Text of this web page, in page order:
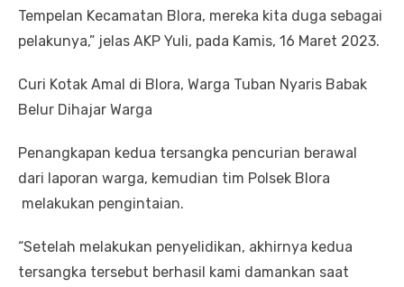
Tempelan Kecamatan Blora, mereka kita duga sebagai
pelakunya,” jelas AKP Yuli, pada Kamis, 16 Maret 2023.
Curi Kotak Amal di Blora, Warga Tuban Nyaris Babak
Belur Dihajar Warga
Penangkapan kedua tersangka pencurian berawal
dari laporan warga, kemudian tim Polsek Blora
melakukan pengintaian.
“Setelah melakukan penyelidikan, akhirnya kedua
tersangka tersebut berhasil kami damankan saat